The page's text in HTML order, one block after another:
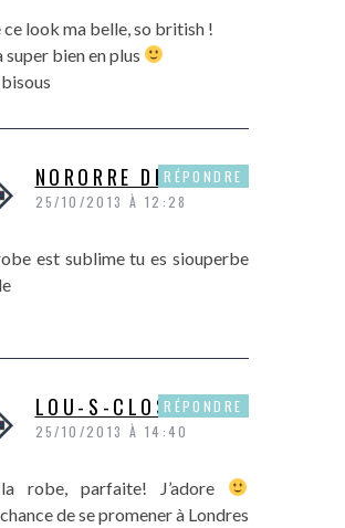
ce look ma belle, so british !
super bien en plus
NORORRE DE P&P
25/10/2013 À 12:28
est sublime tu es siouperbe
RÉPONDRE
LOU-S-CLOSET
25/10/2013 À 14:40
robe, parfaite! J’adore
de se promener à Londres
RÉPONDRE